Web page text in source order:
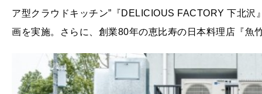
ア型クラウドキッチン”『DELICIOUS FACTORY 下北
画を実施。さらに、創業80年の恵比寿の日本料理店『魚